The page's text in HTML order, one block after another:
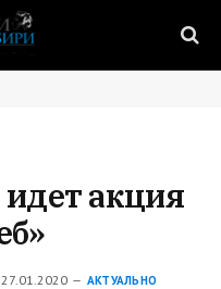
акция
27.01.2020 АКТУАЛЬНО